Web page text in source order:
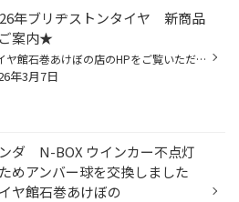
年ブリヂストンタイヤ 新商品
案内★
タイヤ館石巻あけぼの店のHPをご覧いただき、ありがとうございます。 ブリヂストン より、2026年シーズンの夏タイヤ新商品が登場しました。用途や車種に合わせて選べるラインナップとなっています。 ■ 新ブランドタイヤ FINESSA HB01新ブランド「FINESSA」第一弾モデル。雨の日の安心感と静粛性を高...
年3月7日
ダ N-BOX ウインカー不点灯
めアンバー球を交換しました
ヤ館石巻あけぼの